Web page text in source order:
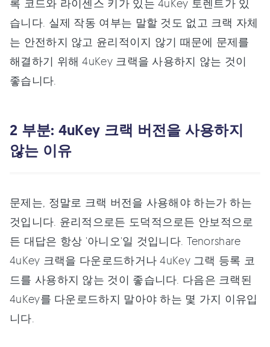
록 코드와 라이센스 키가 있는 4uKey 토렌트가 있
습니다. 실제 작동 여부는 말할 것도 없고 크랙 자체
는 안전하지 않고 윤리적이지 않기 때문에 문제를
해결하기 위해 4uKey 크랙을 사용하지 않는 것이
좋습니다.
2 부분: 4uKey 크랙 버전을 사용하지
않는 이유
문제는, 정말로 크랙 버전을 사용해야 하는가 하는
것입니다. 윤리적으로든 도덕적으로든 안보적으로
든 대답은 항상 '아니오'일 것입니다. Tenorshare
4uKey 크랙을 다운로드하거나 4uKey 그랙 등록 코
드를 사용하지 않는 것이 좋습니다. 다음은 크랙된
4uKey를 다운로드하지 말아야 하는 몇 가지 이유입
니다.